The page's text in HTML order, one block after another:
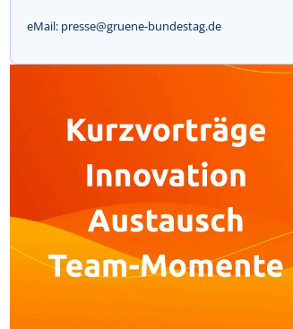
eMail: presse@gruene-bundestag.de